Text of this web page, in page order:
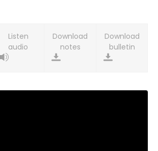
Listen
audio
Download
notes
Download
bulletin